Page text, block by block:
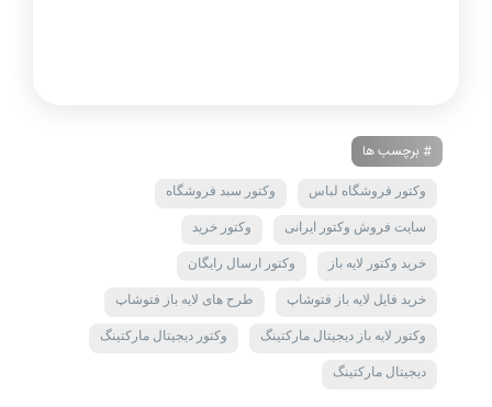
# برچسب ها
وکتور فروشگاه لباس وکتور سبد فروشگاه
سایت فروش وکتور ایرانی وکتور خرید
خرید وکتور لایه باز وکتور ارسال رایگان
خرید فایل لایه باز فتوشاپ طرح های لایه باز فتوشاپ
وکتور لایه باز دیجیتال مارکتینگ وکتور دیجیتال مارکتینگ
دیجیتال مارکتینگ